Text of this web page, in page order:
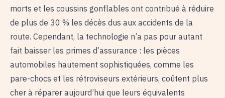
morts et les coussins gonflables ont contribué à réduire
de plus de 30 % les décès dus aux accidents de la
route. Cependant, la technologie n’a pas pour autant
fait baisser les primes d’assurance : les pièces
automobiles hautement sophistiquées, comme les
pare-chocs et les rétroviseurs extérieurs, coûtent plus
cher à réparer aujourd’hui que leurs équivalents